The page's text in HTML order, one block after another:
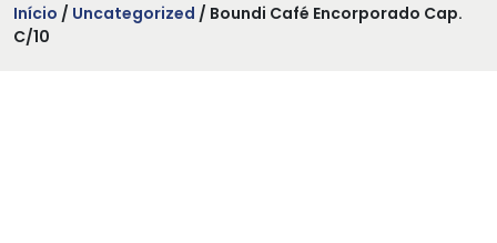
Início / Uncategorized / Boundi Café Encorporado Cap.
C/10